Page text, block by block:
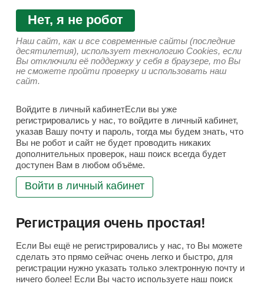
Нет, я не робот
Наш сайт, как и все современные сайты (последние
десятилетия), использует технологию Cookies, если
Вы отключили её поддержку у себя в браузере, то Вы
не сможете пройти проверку и использовать наш
сайт.
Войдите в личный кабинетЕсли вы уже
регистрировались у нас, то войдите в личный кабинет,
указав Вашу почту и пароль, тогда мы будем знать, что
Вы не робот и сайт не будет проводить никаких
дополнительных проверок, наш поиск всегда будет
доступен Вам в любом объёме.
Войти в личный кабинет
Регистрация очень простая!
Если Вы ещё не регистрировались у нас, то Вы можете
сделать это прямо сейчас очень легко и быстро, для
регистрации нужно указать только электронную почту и
ничего более! Если Вы часто используете наш поиск